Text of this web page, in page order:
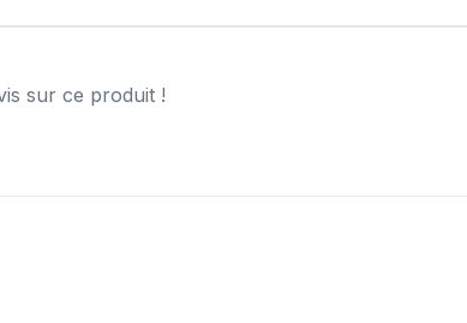
sur ce produit !